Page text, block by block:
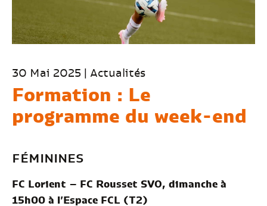
30 Mai 2025 | Actualités
Formation : Le
programme du week-end
FÉMININES
FC Lorient – FC Rousset SVO, dimanche à
15h00 à l’Espace FCL (T2)